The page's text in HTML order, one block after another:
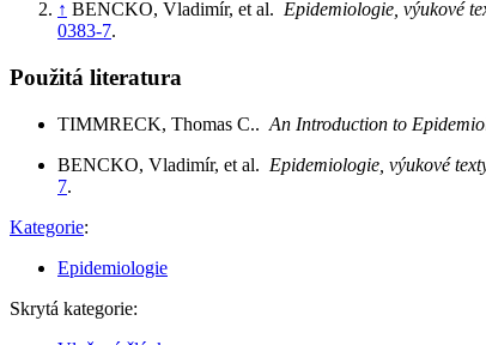
↑ BENCKO, Vladimír, et al. Epidemiologie, výukové
0383-7.
Použitá literatura
TIMMRECK, Thomas C.. An Introduction to
BENCKO, Vladimír, et al. Epidemiologie, výukové
7.
Kategorie:
Epidemiologie
Skrytá kategorie: